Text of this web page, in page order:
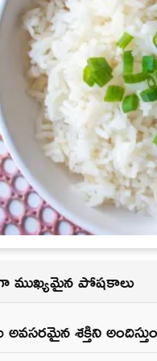
ముఖ్యమైన పోషకాలు
శక్తిని